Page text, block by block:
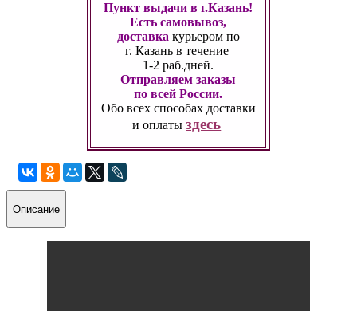
Пункт выдачи в г.Казань!
Есть самовывоз,
доставка курьером по
г. Казань в течение
1-2 раб.дней.
Отправляем заказы
по всей России.
Обо всех способах доставки
и оплатыздесь
Описание